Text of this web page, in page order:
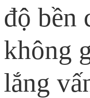
độ bền
không
lắng